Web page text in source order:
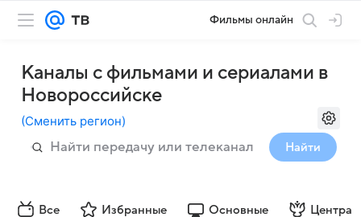
Фильмы онлайн
Каналы с фильмами и сериалами в
Новороссийске
(Сменить регион)
Найти
Все Избранные Основные